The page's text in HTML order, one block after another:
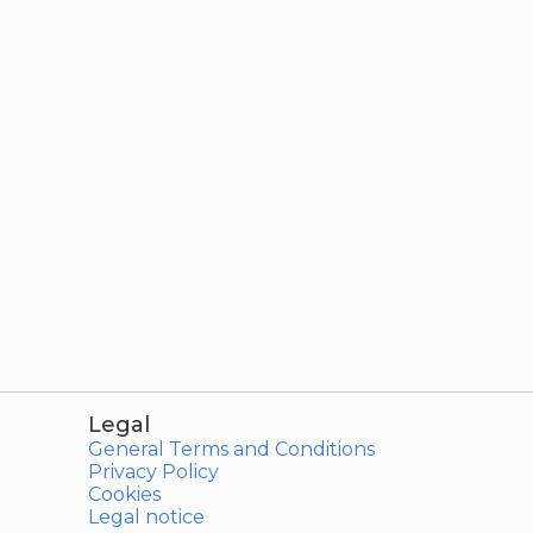
Legal
General Terms and Conditions
Privacy Policy
Cookies
Legal notice